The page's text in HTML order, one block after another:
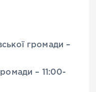
громади –
– 11:00-